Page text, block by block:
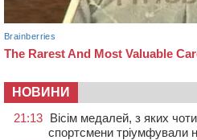
НОВИНИ
21:13 Вісім медалей, з яких
спортсмени тріумфували